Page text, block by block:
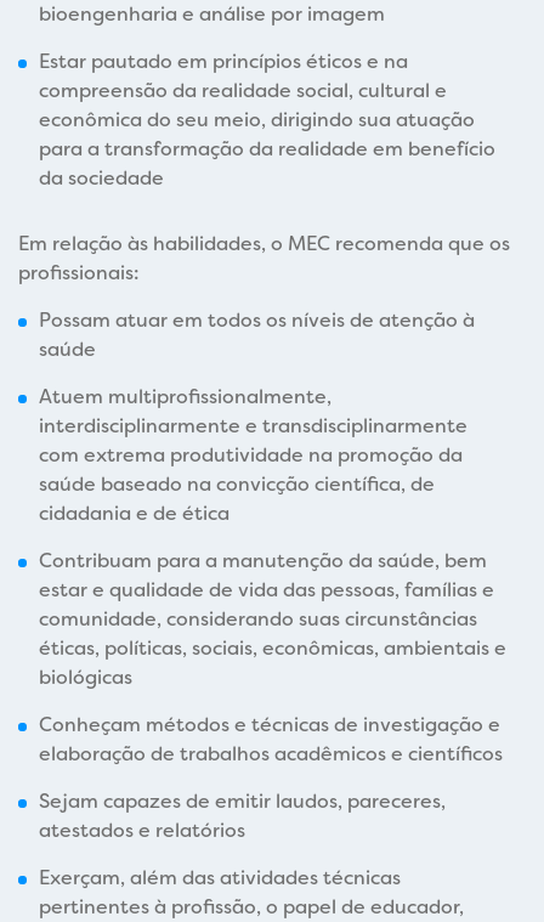
bioengenharia e análise por imagem
Estar pautado em princípios éticos e na
compreensão da realidade social, cultural e
econômica do seu meio, dirigindo sua atuação
para a transformação da realidade em benefício
da sociedade
Em relação às habilidades, o MEC recomenda que os
profissionais:
Possam atuar em todos os níveis de atenção à
saúde
Atuem multiprofissionalmente,
interdisciplinarmente e transdisciplinarmente
com extrema produtividade na promoção da
saúde baseado na convicção científica, de
cidadania e de ética
Contribuam para a manutenção da saúde, bem
estar e qualidade de vida das pessoas, famílias e
comunidade, considerando suas circunstâncias
éticas, políticas, sociais, econômicas, ambientais e
biológicas
Conheçam métodos e técnicas de investigação e
elaboração de trabalhos acadêmicos e científicos
Sejam capazes de emitir laudos, pareceres,
atestados e relatórios
Exerçam, além das atividades técnicas
pertinentes à profissão, o papel de educador,